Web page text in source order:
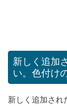
新しく追加
い。色付け
新しく追加され